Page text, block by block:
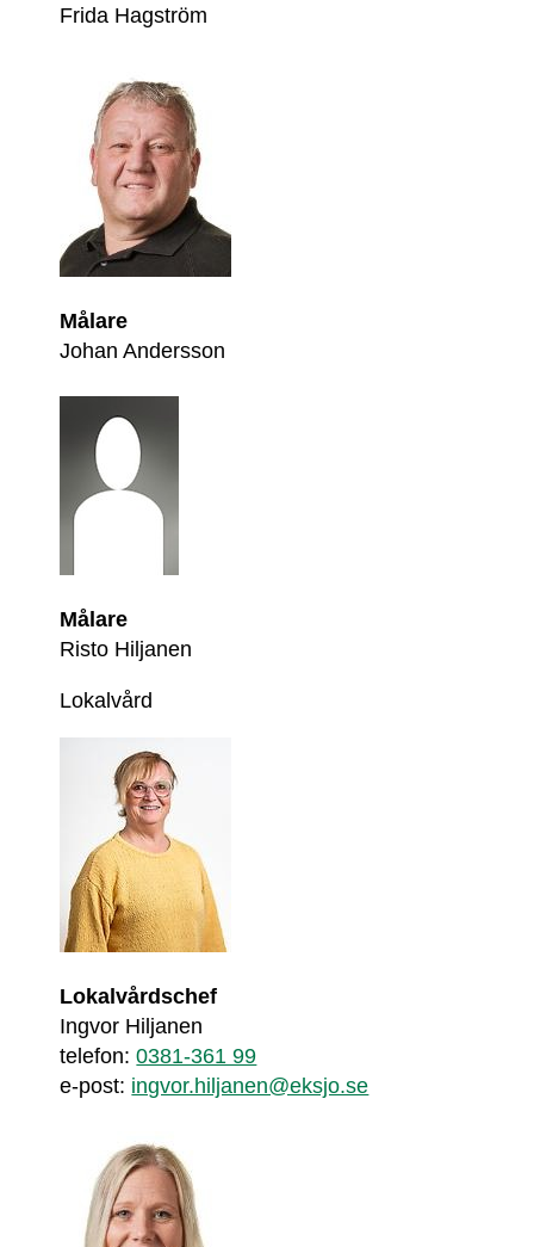
Frida Hagström
Målare
Johan Andersson
Målare
Risto Hiljanen
Lokalvård
Lokalvårdschef
Ingvor Hiljanen
telefon: 0381-361 99
e-post: ingvor.hiljanen@eksjo.se